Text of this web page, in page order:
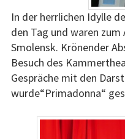
In der herrlichen Idylle
den Tag und waren zum
Smolensk. Krönender
Besuch des
Gespräche mit den
wurde“Primadonna“